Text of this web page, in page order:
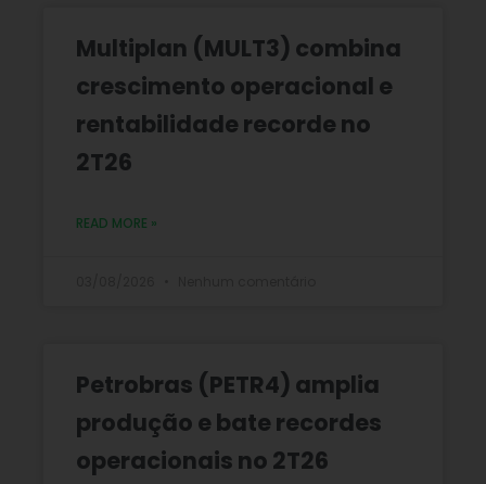
Multiplan (MULT3) combina
crescimento operacional e
rentabilidade recorde no
2T26
READ MORE »
Petrobras (PETR4) amplia
produção e bate recordes
operacionais no 2T26